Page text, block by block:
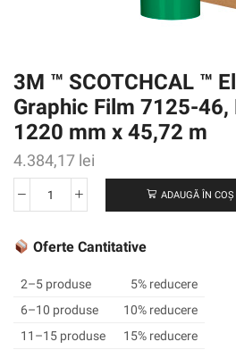
3M ™ SCOTCHCAL ™
Graphic Film 7125-46,
1220 mm x 45,72 m
4.384,17 lei
Cantitate
™
™
Electrocut
™
Graphic
ADAUGĂ ÎN COȘ
Oferte Cantitative
2–5 produse
5% reducere
6–10 produse
10% reducere
11–15 produse
15% reducere